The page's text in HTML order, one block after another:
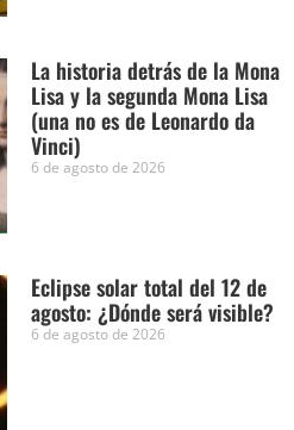
La historia detrás de la Mona
Lisa y la segunda Mona Lisa
(una no es de Leonardo da
Vinci)
6 de agosto de 2026
Eclipse solar total del 12 de
agosto: ¿Dónde será visible?
6 de agosto de 2026